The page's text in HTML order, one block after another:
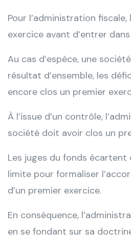
Pour l’administration
exercice avant d’entrer
Au cas d’espèce, une
résultat d’ensemble, les
encore clos un premier
À l’issue d’un contrôle,
société doit avoir clos un
Les juges du fonds
limite pour formaliser
d’un premier exercice.
En conséquence,
en se fondant sur sa